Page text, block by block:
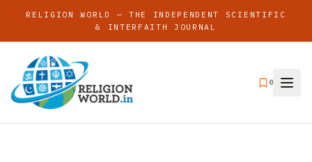
RELIGION WORLD — THE INDEPENDENT SCIENTIFIC
& INTERFAITH JOURNAL
0